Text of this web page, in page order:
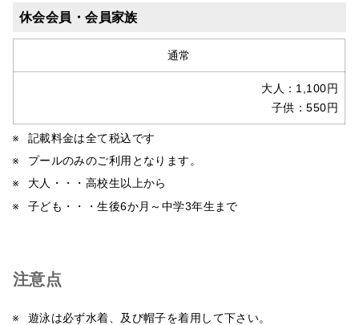
休会会員・会員家族
通常
大人：1,100円
子供：550円
記載料金は全て税込です
プールのみのご利用となります。
大人・・・高校生以上から
子ども・・・生後6か月～中学3年生まで
注意点
遊泳は必ず水着、及び帽子を着用して下さい。